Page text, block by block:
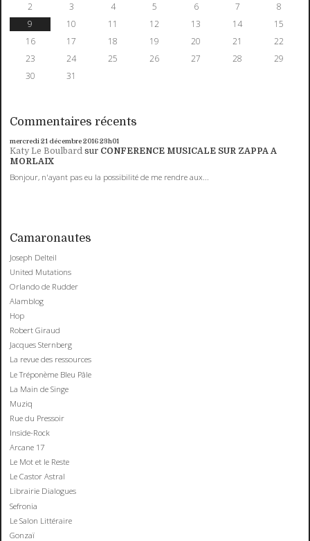
2
3 4 5 6 7
8
9
10 11 12 13 14
15
16
17 18 19 20 21
22
23
24 25 26 27 28
29
30
31
Commentaires récents
mercredi 21 décembre 201623h01
Katy Le Boulbard sur CONFERENCE MUSICALE SUR ZAPPA A
MORLAIX
Bonjour, n'ayant pas eu la possibilité de me rendre aux...
Camaronautes
Joseph Delteil
United Mutations
Orlando de Rudder
Alamblog
Hop
Robert Giraud
Jacques Sternberg
La revue des ressources
Le Tréponème Bleu Pâle
La Main de Singe
Muziq
Rue du Pressoir
Inside-Rock
Arcane 17
Le Mot et le Reste
Le Castor Astral
Librairie Dialogues
Sefronia
Le Salon Littéraire
Gonzaï